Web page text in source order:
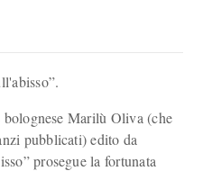
Marilù Oliva (che
pubblicati) edito da
prosegue la fortunata